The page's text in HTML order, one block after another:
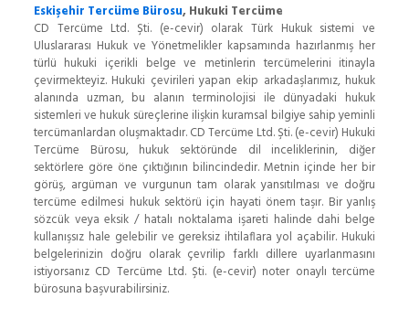
Eskişehir Tercüme Bürosu, Hukuki Tercüme
CD Tercüme Ltd. Şti. (e-cevir) olarak Türk Hukuk sistemi ve
Uluslararası Hukuk ve Yönetmelikler kapsamında hazırlanmış her
türlü hukuki içerikli belge ve metinlerin tercümelerini itinayla
çevirmekteyiz. Hukuki çevirileri yapan ekip arkadaşlarımız, hukuk
alanında uzman, bu alanın terminolojisi ile dünyadaki hukuk
sistemleri ve hukuk süreçlerine ilişkin kuramsal bilgiye sahip yeminli
tercümanlardan oluşmaktadır. CD Tercüme Ltd. Şti. (e-cevir) Hukuki
Tercüme Bürosu, hukuk sektöründe dil inceliklerinin, diğer
sektörlere göre öne çıktığının bilincindedir. Metnin içinde her bir
görüş, argüman ve vurgunun tam olarak yansıtılması ve doğru
tercüme edilmesi hukuk sektörü için hayati önem taşır. Bir yanlış
sözcük veya eksik / hatalı noktalama işareti halinde dahi belge
kullanışsız hale gelebilir ve gereksiz ihtilaflara yol açabilir. Hukuki
belgelerinizin doğru olarak çevrilip farklı dillere uyarlanmasını
istiyorsanız CD Tercüme Ltd. Şti. (e-cevir) noter onaylı tercüme
bürosuna başvurabilirsiniz.